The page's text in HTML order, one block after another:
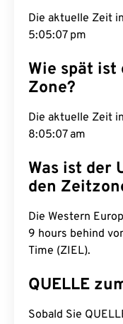
Die aktuelle Zeit
5:05:07 pm
Wie spät ist
Zone?
Die aktuelle Zeit
8:05:07 am
Was ist der
den
Die Western
9 hours behind
Time (ZIEL).
QUELLE
Sobald Sie